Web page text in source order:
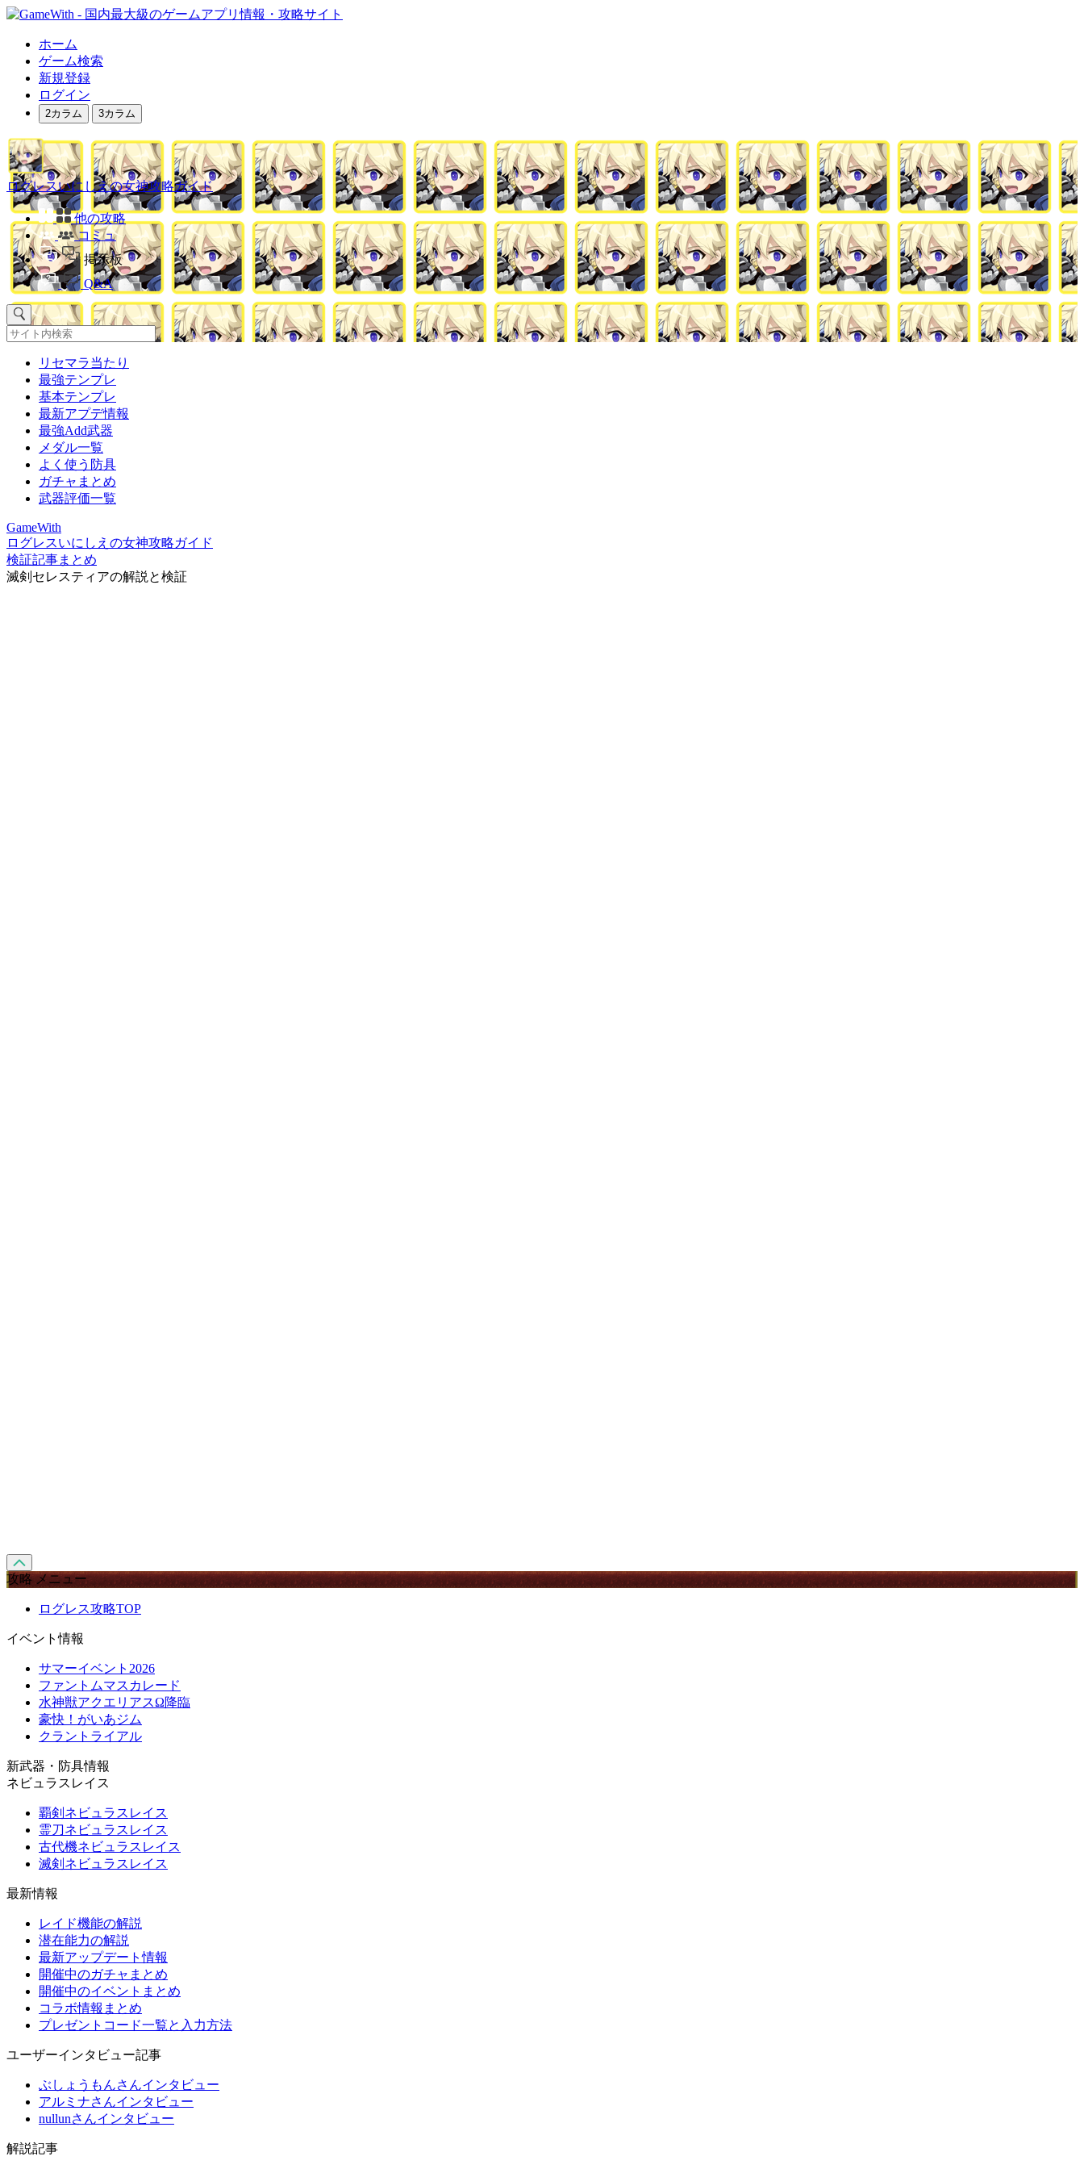
ホーム
ゲーム検索
新規登録
ログイン
2カラム 3カラム
ログレスいにしえの女神攻略ガイド
他の攻略
コミュ
掲示板
Q&A
リセマラ当たり
最強テンプレ
基本テンプレ
最新アプデ情報
最強Add武器
メダル一覧
よく使う防具
ガチャまとめ
武器評価一覧
GameWith
ログレスいにしえの女神攻略ガイド
検証記事まとめ
滅剣セレスティアの解説と検証
攻略 メニュー
ログレス攻略TOP
イベント情報
サマーイベント2026
ファントムマスカレード
水神獣アクエリアスΩ降臨
豪快！がいあジム
クラントライアル
新武器・防具情報
ネビュラスレイス
覇剣ネビュラスレイス
霊刀ネビュラスレイス
古代機ネビュラスレイス
滅剣ネビュラスレイス
最新情報
レイド機能の解説
潜在能力の解説
最新アップデート情報
開催中のガチャまとめ
開催中のイベントまとめ
コラボ情報まとめ
プレゼントコード一覧と入力方法
ユーザーインタビュー記事
ぶしょうもんさんインタビュー
アルミナさんインタビュー
nullunさんインタビュー
解説記事